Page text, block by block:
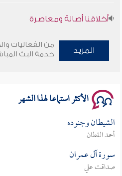
أخلاقنا أصالة ومعاصرة
وأمنهم من خوف 9
المزيد
من الفعاليات
خدمة البث
الأكثر استماعا لهذا الشهر
الشيطان وجنوده
أحمد القطان
سورة آل عمران
صداقت علي